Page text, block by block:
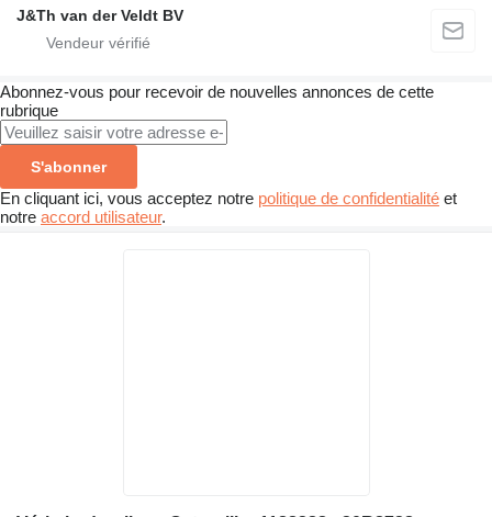
J&Th van der Veldt BV
Abonnez-vous pour recevoir de nouvelles annonces de cette
rubrique
S'abonner
En cliquant ici, vous acceptez notre politique de confidentialité et
notre accord utilisateur.